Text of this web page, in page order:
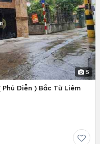
5
Diễn ) Bắc Từ Liêm